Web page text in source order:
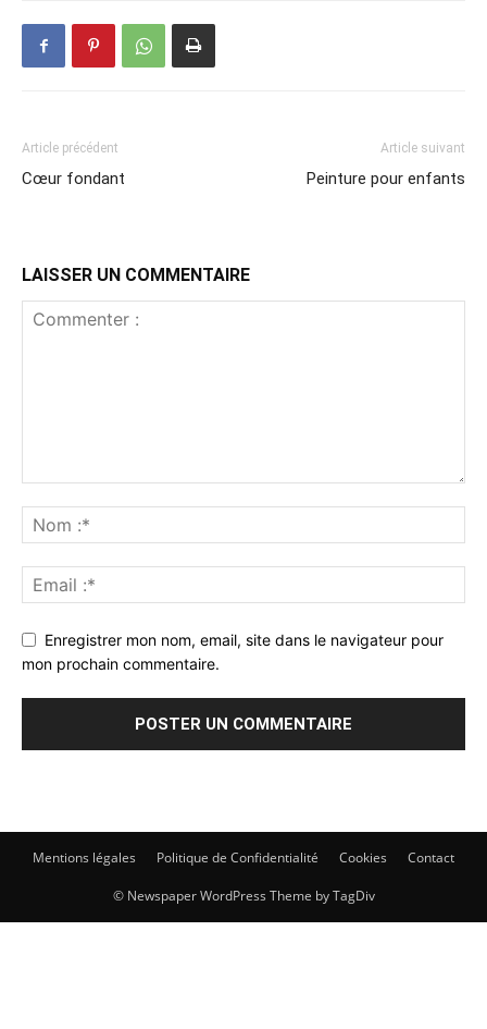
Article précédent
Cœur fondant
Article suivant
Peinture pour enfants
LAISSER UN COMMENTAIRE
Enregistrer mon nom, email, site dans le navigateur pour
mon prochain commentaire.
Mentions légales Politique de Confidentialité Cookies Contact
© Newspaper WordPress Theme by TagDiv